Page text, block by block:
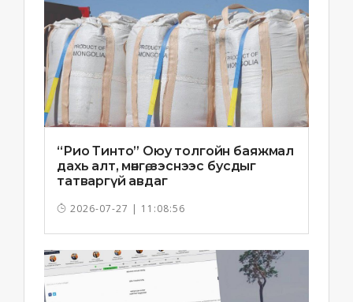
“Рио Тинто” Оюу толгойн баяжмал
дахь алт, мөнгө, зэснээс бусдыг
татваргүй авдаг
2026-07-27 | 11:08:56